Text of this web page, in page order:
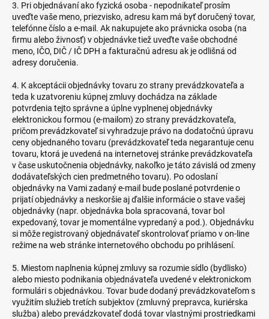
3. Pri objednávaní ako fyzická osoba - nepodnikateľ prosím
uveďte vaše meno, priezvisko, adresu kam má byť doručený tovar,
telefónne číslo a e-mail. Ak nakupujete ako právnicka osoba (na
firmu alebo živnosť) v objednávke tiež uveďte vaše obchodné
meno, IČO, DIČ / IČ DPH a fakturačnú adresu ak je odlišná od
adresy doručenia.
4. K akceptácii objednávky tovaru zo strany prevádzkovateľa a
teda k uzatvoreniu kúpnej zmluvy dochádza na základe
potvrdenia tejto správne a úplne vyplnenej objednávky
elektronickou formou (e-mailom) zo strany prevádzkovateľa,
pričom prevádzkovateľ si vyhradzuje právo na dodatočnú úpravu
ceny objednaného tovaru (prevádzkovateľ teda negarantuje cenu
tovaru, ktorá je uvedená na internetovej stránke prevádzkovateľa
v čase uskutočnenia objednávky, nakoľko je táto závislá od zmeny
dodávateľských cien predmetného tovaru). Po odoslaní
objednávky na Vami zadaný e-mail bude poslané potvrdenie o
prijatí objednávky a neskoršie aj ďalšie informácie o stave vašej
objednávky (napr. objednávka bola spracovaná, tovar bol
expedovaný, tovar je momentálne vypredaný a pod.). Objednávku
si môže registrovaný objednávateľ skontrolovať priamo v on-line
režime na web stránke internetového obchodu po prihlásení.
5. Miestom naplnenia kúpnej zmluvy sa rozumie sídlo (bydlisko)
alebo miesto podnikania objednávateľa uvedené v elektronickom
formulári s objednávkou. Tovar bude dodaný prevádzkovateľom s
využitím služieb tretích subjektov (zmluvný prepravca, kuriérska
služba) alebo prevádzkovateľ dodá tovar vlastnými prostriedkami